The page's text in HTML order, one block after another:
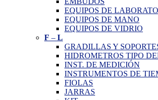
EQUIPOS DE
EQUIPOS DE MANO
EQUIPOS DE VIDRIO
F – L
GRADILLAS Y
HIDROMETROS TIPO
INST. DE MEDICIÓN
INSTRUMENTOS DE
FIOLAS
JARRAS